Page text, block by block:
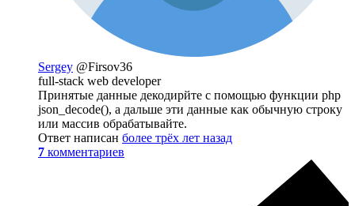
Sergey @Firsov36
full-stack web developer
Принятые данные декодирйте с помощью функции php
json_decode(), а дальше эти данные как обычную строку
или массив обрабатывайте.
Ответ написан более трёх лет назад
7 комментариев